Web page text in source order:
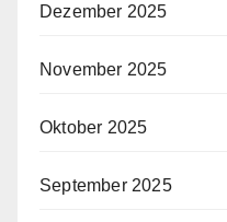
Dezember 2025
November 2025
Oktober 2025
September 2025